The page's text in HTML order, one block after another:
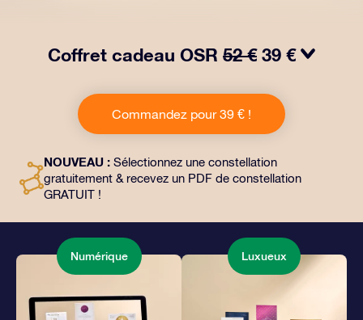
Coffret cadeau OSR 52 € 39 €
Ce cadeau comprend une belle enveloppe et des
documents personnalisés envoyés à l’adresse de votre
choix, ainsi que des documents numériques et
façon magique d’offrir un cadeau éternel à vos amis et
à vos proches.
Commandez pour 39 € !
NOUVEAU : Sélectionnez une constellation
gratuitement & recevez un PDF de constellation
GRATUIT !
Numérique Luxueux